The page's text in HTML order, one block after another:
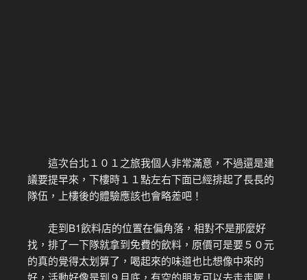
這次台北１０１之旅我個人非常滿意，不過還是建
議要提早來，下樓時１１點左右下面已經排起了長長的
隊伍，上樓後的體驗應該也會略差吧！
走到B1飲料店的位置在偏角落，相對不是那麼好
找，排了一下隊就拿到免費的飲料，原價可是要５０元
的真的覺得太划算了，喝起來的味道也比想像中來的
好，活動好像是到９月底，有空的朋友可以去走走喔！